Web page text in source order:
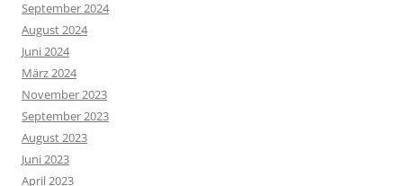
September 2024
August 2024
Juni 2024
März 2024
November 2023
September 2023
August 2023
Juni 2023
April 2023